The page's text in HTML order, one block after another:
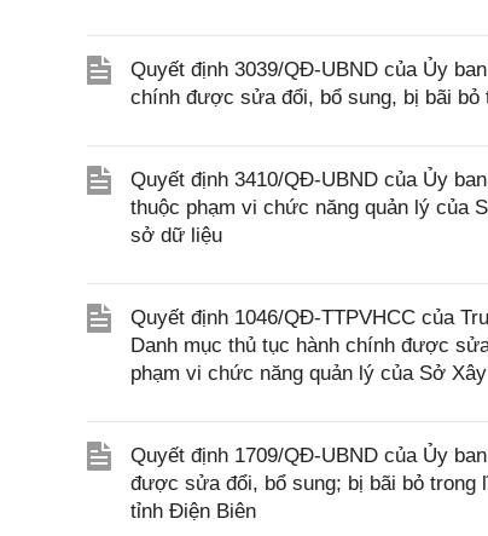
Quyết định 3039/QĐ-UBND của Ủy
chính được sửa đổi, bổ sung, bị bãi
Quyết định 3410/QĐ-UBND của Ủy
thuộc phạm vi chức năng quản lý của
sở dữ liệu
Quyết định 1046/QĐ-TTPVHCC của
Danh mục thủ tục hành chính được
phạm vi chức năng quản lý của Sở
Quyết định 1709/QĐ-UBND của Ủy
được sửa đổi, bổ sung; bị bãi bỏ
tỉnh Điện Biên